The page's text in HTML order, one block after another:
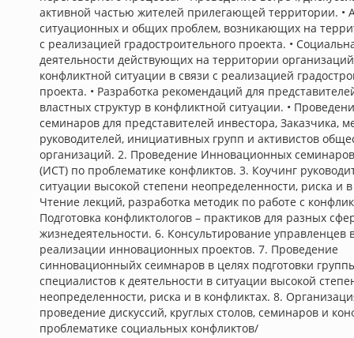
активной частью жителей прилегающей территории. •
ситуационных и общих проблем, возникающих на
с реализацией градостроительного проекта. •
деятельности действующих на территории
конфликтной ситуации в связи с реализацией
проекта. • Разработка рекомендаций для
властных структур в конфликтной ситуации. •
семинаров для представителей инвестора, Заказчика,
руководителей, инициативных групп и активистов
организаций. 2. Проведение Инновационных
(ИСТ) по проблематике конфликтов. 3. Коучинг
ситуации высокой степени неопределенности, риска и
Чтение лекций, разработка методик по работе с
Подготовка конфликтологов – практиков для разных
жизнедеятельности. 6. Консультирование управленцев
реализации инновационных проектов. 7. Проведение
cинновационныйх сеимнаров в целях подготовки
специалистов к деятельности в ситуации высокой
неопределенности, риска и в конфликтах. 8.
проведение дискуссий, круглых столов, семинаров и
проблематике социальных конфликтов/